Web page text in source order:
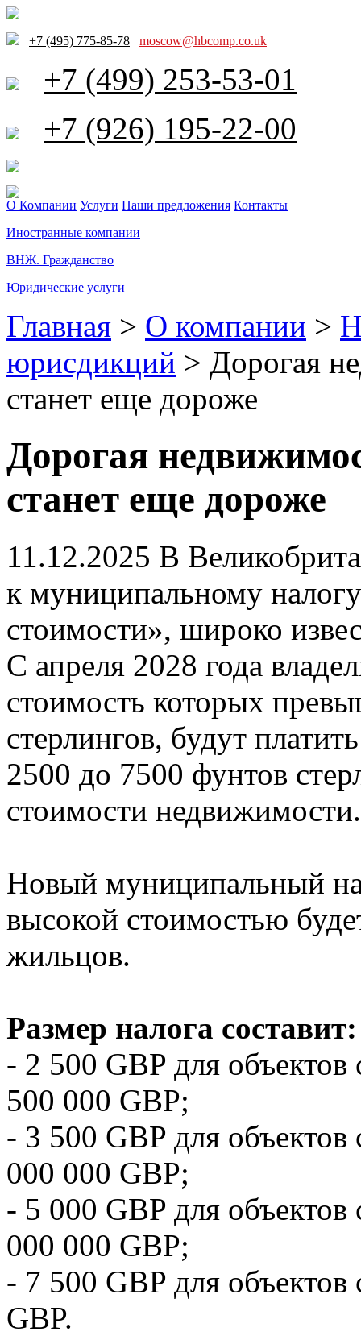
+7 (495) 775-85-78 moscow@hbcomp.co.uk
+7 (499) 253-53-01
+7 (926) 195-22-00
О Компании Услуги Наши предложения Контакты
Иностранные компании
ВНЖ. Гражданство
Юридические услуги
Главная > О компании >
юрисдикций > Дорогая
станет еще дороже
Дорогая
станет еще дороже
11.12.2025 В
к муниципальному
стоимости», широко
С апреля 2028 года
стоимость которых
стерлингов, будут
2500 до 7500 фунтов
стоимости недвижимости.
Новый муниципальный
высокой стоимостью
жильцов.
Размер налога составит:
- 2 500 GBP для
500 000 GBP;
- 3 500 GBP для
000 000 GBP;
- 5 000 GBP для
000 000 GBP;
- 7 500 GBP для
GBP.